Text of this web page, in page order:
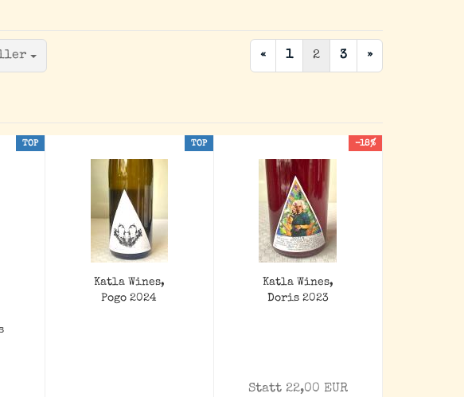
« 1 2 3 »
TOP TOP
Katla Wines,
Pogo 2024
-18%
Katla Wines,
Doris 2023
Statt 22,00 EUR